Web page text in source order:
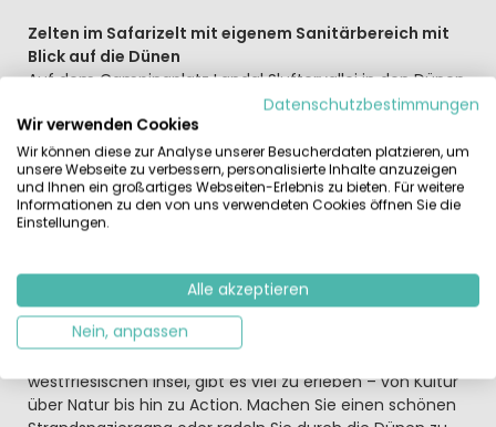
Zelten im Safarizelt mit eigenem Sanitärbereich mit
Blick auf die Dünen
Auf dem Campingplatz Landal Sluftervallei in den Dünen
von Texel gibt es viel zu erleben und zu sehen. Der
Campingplatz und Ferienpark liegt direkt neben dem
Naturschutzgebiet De Slufter und den Eierlandse Dünen.
Entdecken Sie selbst, warum Texel die Vogelinsel
genannt wird. Oder schließen Sie sich einem Naturführer
an, der Ihnen viel erzählen und zeigen kann. Sie
Sobald Sie an Bord der Fähre von Den Helder nach Texel
westfriesischen Insel, gibt es viel zu erleben – von Kultur
über Natur bis hin zu Action. Machen Sie einen schönen
Datenschutzbestimmungen
Wir verwenden Cookies
Wir können diese zur Analyse unserer Besucherdaten platzieren, um
unsere Webseite zu verbessern, personalisierte Inhalte anzuzeigen
und Ihnen ein großartiges Webseiten-Erlebnis zu bieten. Für weitere
Informationen zu den von uns verwendeten Cookies öffnen Sie die
Einstellungen.
Alle akzeptieren
Nein, anpassen